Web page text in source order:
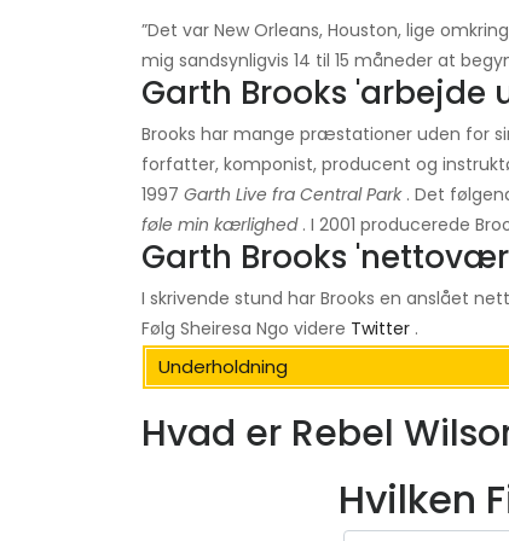
”Det var New Orleans, Houston, lige
mig sandsynligvis 14 til 15 måneder at
Garth Brooks 'arbejde
Brooks har mange præstationer uden for
forfatter, komponist, producent og
1997 Garth Live fra Central Park. Det
føle min kærlighed. I 2001 producerede
Garth Brooks
I skrivende stund har Brooks en anslået
Følg Sheiresa Ngo videre Twitter .
Underholdning
Hvad er Rebel
Hvilken